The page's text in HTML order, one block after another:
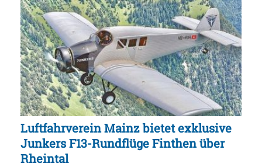
Luftfahrverein Mainz bietet exklusive
Junkers F13-Rundflüge Finthen über
Rheintal